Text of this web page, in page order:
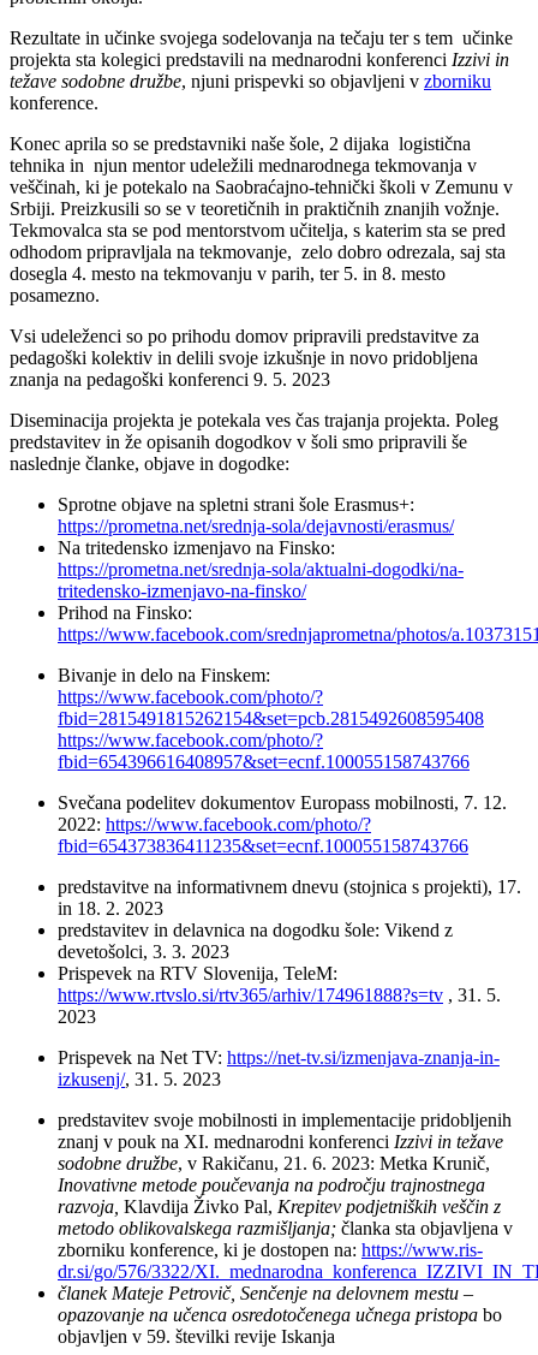
Rezultate in učinke svojega sodelovanja na tečaju ter s tem učinke
projekta sta kolegici predstavili na mednarodni konferenci Izzivi in
težave sodobne družbe, njuni prispevki so objavljeni v zborniku
konference.
Konec aprila so se predstavniki naše šole, 2 dijaka logistična
tehnika in njun mentor udeležili mednarodnega tekmovanja v
veščinah, ki je potekalo na Saobraćajno-tehnički školi v Zemunu v
Srbiji. Preizkusili so se v teoretičnih in praktičnih znanjih vožnje.
Tekmovalca sta se pod mentorstvom učitelja, s katerim sta se pred
odhodom pripravljala na tekmovanje, zelo dobro odrezala, saj sta
dosegla 4. mesto na tekmovanju v parih, ter 5. in 8. mesto
posamezno.
Vsi udeleženci so po prihodu domov pripravili predstavitve za
pedagoški kolektiv in delili svoje izkušnje in novo pridobljena
znanja na pedagoški konferenci 9. 5. 2023
Diseminacija projekta je potekala ves čas trajanja projekta. Poleg
predstavitev in že opisanih dogodkov v šoli smo pripravili še
naslednje članke, objave in dogodke:
Sprotne objave na spletni strani šole Erasmus+:
https://prometna.net/srednja-sola/dejavnosti/erasmus/
Na tritedensko izmenjavo na Finsko:
https://prometna.net/srednja-sola/aktualni-dogodki/na-
tritedensko-izmenjavo-na-finsko/
Prihod na Finsko:
https://www.facebook.com/srednjaprometna/photos/
Bivanje in delo na Finskem:
https://www.facebook.com/photo/?
fbid=2815491815262154&set=pcb.2815492608595408
https://www.facebook.com/photo/?
fbid=654396616408957&set=ecnf.100055158743766
Svečana podelitev dokumentov Europass mobilnosti, 7. 12.
2022: https://www.facebook.com/photo/?
fbid=654373836411235&set=ecnf.100055158743766
predstavitve na informativnem dnevu (stojnica s projekti), 17.
in 18. 2. 2023
predstavitev in delavnica na dogodku šole: Vikend z
devetošolci, 3. 3. 2023
Prispevek na RTV Slovenija, TeleM:
https://www.rtvslo.si/rtv365/arhiv/174961888?s=tv , 31. 5.
2023
Prispevek na Net TV: https://net-tv.si/izmenjava-znanja-in-
izkusenj/, 31. 5. 2023
predstavitev svoje mobilnosti in implementacije pridobljenih
znanj v pouk na XI. mednarodni konferenci Izzivi in težave
sodobne družbe, v Rakičanu, 21. 6. 2023: Metka Krunič,
Inovativne metode poučevanja na področju trajnostnega
razvoja, Klavdija Živko Pal, Krepitev podjetniških veščin z
metodo oblikovalskega razmišljanja; članka sta objavljena v
zborniku konference, ki je dostopen na: https://www.ris-
dr.si/go/576/3322/
članek Mateje Petrovič, Senčenje na delovnem mestu –
opazovanje na učenca osredotočenega učnega pristopa bo
objavljen v 59. številki revije Iskanja